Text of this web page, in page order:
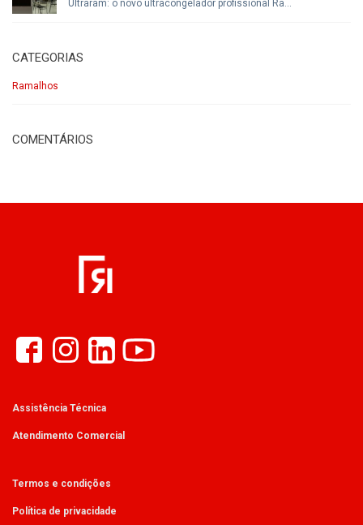
Ultraram: o novo ultracongelador profissional Ra...
CATEGORIAS
Ramalhos
COMENTÁRIOS
Assistência Técnica
Atendimento Comercial
Termos e condições
Política de privacidade